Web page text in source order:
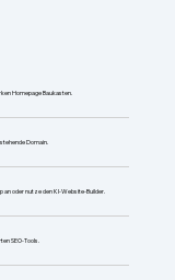
Homepage Baukasten.
Domain.
an oder nutze den KI-Website-Builder.
SEO-Tools.